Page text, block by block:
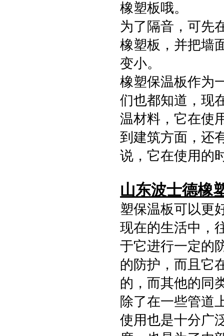
橡塑板哦。
为了隔音，可先
橡塑板，并把墙
变小。
橡塑保温板作为
们也都知道，现
温材料，它在使
到建筑方面，还
说，它在使用的
山东波士德橡
塑保温板可以更
现在的生活中，
于它进行一定的
的防护，而且它
的，而其他的同
除了在一些管道
使用也是十分广